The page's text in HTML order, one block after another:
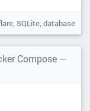
SQLite, database
Compose —